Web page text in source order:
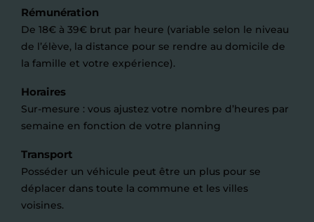
Rémunération
De 18€ à 39€ brut par heure (variable selon le niveau
de l’élève, la distance pour se rendre au domicile de
la famille et votre expérience).
Horaires
Sur-mesure : vous ajustez votre nombre d’heures par
semaine en fonction de votre planning
Transport
Posséder un véhicule peut être un plus pour se
déplacer dans toute la commune et les villes
voisines.